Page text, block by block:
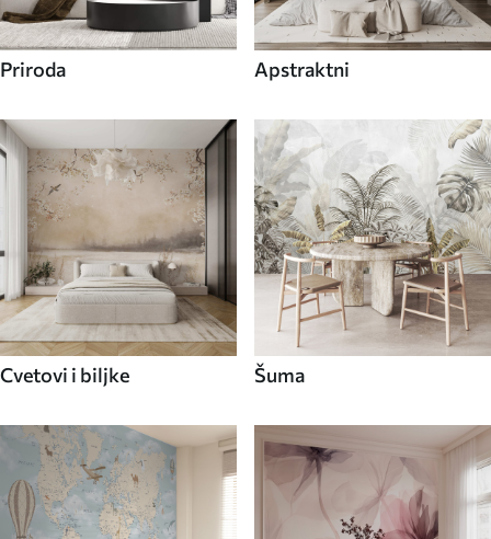
Priroda Apstraktni
Cvetovi i biljke Šuma